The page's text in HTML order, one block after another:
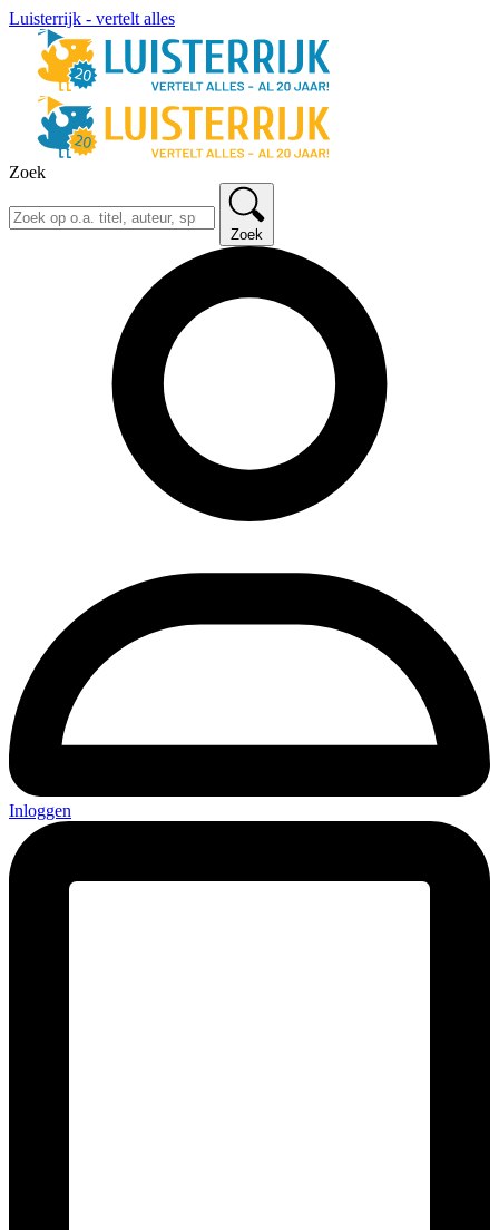
Luisterrijk - vertelt alles
Zoek
Zoek
Inloggen